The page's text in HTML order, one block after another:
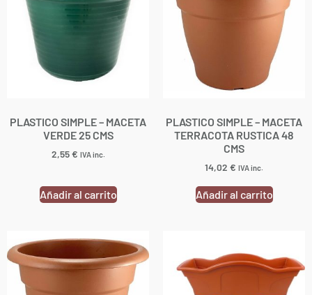
PLASTICO SIMPLE – MACETA
VERDE 25 CMS
2,55€ IVA inc.
Añadir al carrito
PLASTICO SIMPLE – MACETA
TERRACOTA RUSTICA 48
CMS
14,02 € IVA inc.
Añadir al carrito